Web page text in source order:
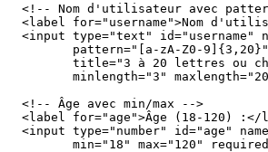
<!-- Nom d'utilisateur avec
<label for="username">Nom
<input type="text" id="username"
         pattern="[a-zA-Z0-9]{3,20}"
title="3 à 20 lettres ou
minlength="3"
  <!-- Âge avec min/max -->
<label for="age">Âge (18-120) :</
<input type="number" id="age"
min="18" max="120"